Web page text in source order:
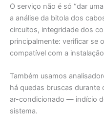
O serviço não é só “dar
a análise da bitola dos
circuitos, integridade dos
principalmente: verificar se
compatível com a
Também usamos
há quedas bruscas
ar-condicionado — indício
sistema.